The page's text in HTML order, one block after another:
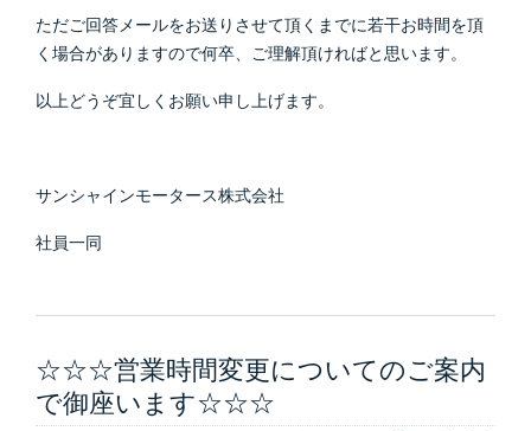
ただご回答メールをお送りさせて頂くまでに若干お時間を頂
く場合がありますので何卒、ご理解頂ければと思います。
以上どうぞ宜しくお願い申し上げます。
サンシャインモータース株式会社
社員一同
☆☆☆営業時間変更についてのご案内
で御座います☆☆☆